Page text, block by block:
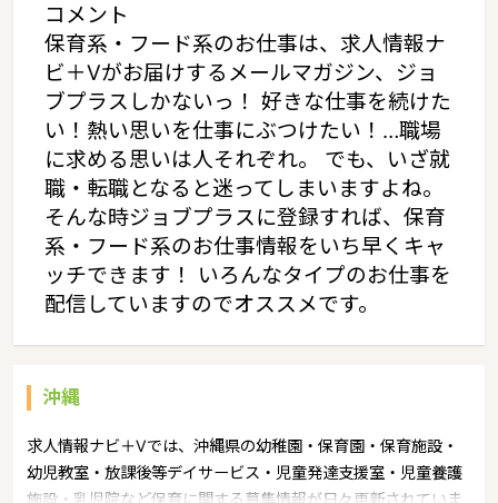
コメント
保育系・フード系のお仕事は、求人情報ナ
ビ＋Vがお届けするメールマガジン、ジョ
ブプラスしかないっ！ 好きな仕事を続けた
い！熱い思いを仕事にぶつけたい！…職場
に求める思いは人それぞれ。 でも、いざ就
職・転職となると迷ってしまいますよね。
そんな時ジョブプラスに登録すれば、保育
系・フード系のお仕事情報をいち早くキャ
ッチできます！ いろんなタイプのお仕事を
配信していますのでオススメです。
沖縄
求人情報ナビ＋Vでは、沖縄県の幼稚園・保育園・保育施設・
幼児教室・放課後等デイサービス・児童発達支援室・児童養護
施設・乳児院など保育に関する募集情報が日々更新されていま